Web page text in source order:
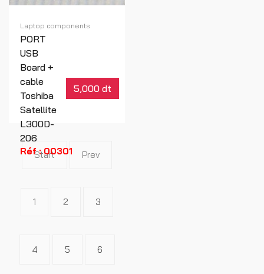
Laptop components
PORT
USB
Board +
cable
Toshiba
Satellite
L300D-
206
5,000 dt
Réf : 00301
Start Prev
1 2 3
4 5 6